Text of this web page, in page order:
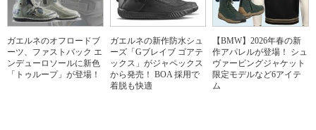
ガエルネのオフロードブ
ーツ、ファストバック エ
ンデューロソールに新色
「トゥループ」が登場！
ガエルネの新作防水シュ
ーズ「Gブレイブ ゴアテ
ックス」がジャペックス
から発売！ BOA 採用で
着脱も快適
【BMW】2026年春の新
作アパレルが登場！ シュ
ヴァービングジャケット
限定モデルなど6アイテ
ム